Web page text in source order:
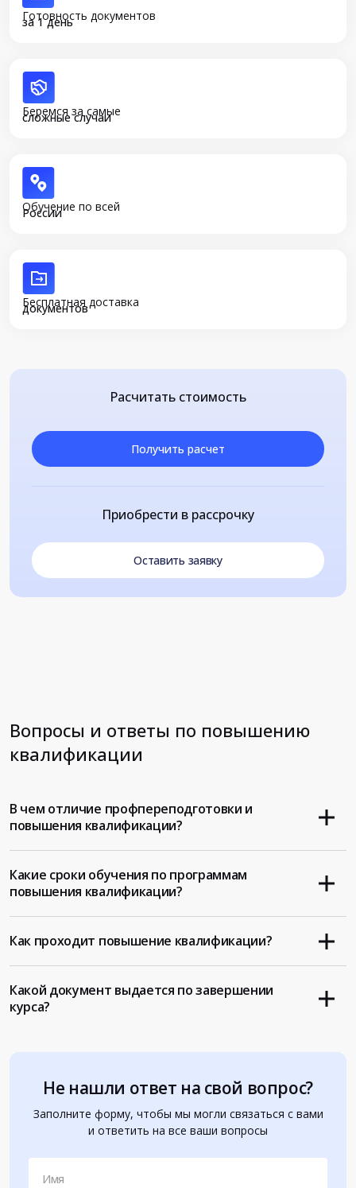
Готовность документов
за 1 день
Беремся за самые
сложные случаи
Обучение по всей
России
Бесплатная доставка
документов
Расчитать стоимость
Получить расчет
Приобрести в рассрочку
Оставить заявку
Вопросы и ответы по повышению
квалификации
Не нашли ответ на свой вопрос?
Заполните форму, чтобы мы могли связаться с вами
и ответить на все ваши вопросы
Имя
В чем отличие профпереподготовки и
повышения квалификации?
Какие сроки обучения по программам
повышения квалификации?
Как проходит повышение квалификации?
Какой документ выдается по завершении
курса?